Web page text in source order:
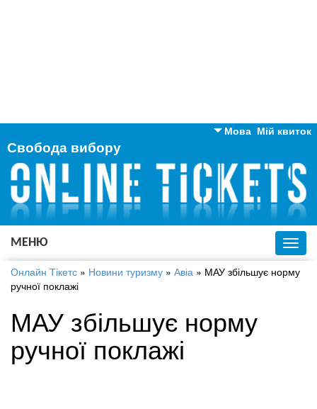
Мій квиток
Мова
Англійська
Російська
Українська
Свобода вибору
МЕНЮ
Онлайн Тікетс » Новини туризму » Авіа » МАУ збільшує норму
ручної поклажі
МАУ збільшує норму
ручної поклажі